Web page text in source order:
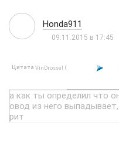
Honda911
09.11.2015 в 17:45
Цитата VinDrossel (
а как ты определил что
овод из него
рит